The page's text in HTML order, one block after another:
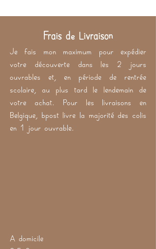
Frais de Livraison
Je fais mon maximum pour expédier
votre découverte dans les 2 jours
ouvrables et, en période de rentrée
scolaire, au plus tard le lendemain de
votre achat. Pour les livraisons en
Belgique, bpost livre la majorité des colis
en 1 jour ouvrable.
A domicile